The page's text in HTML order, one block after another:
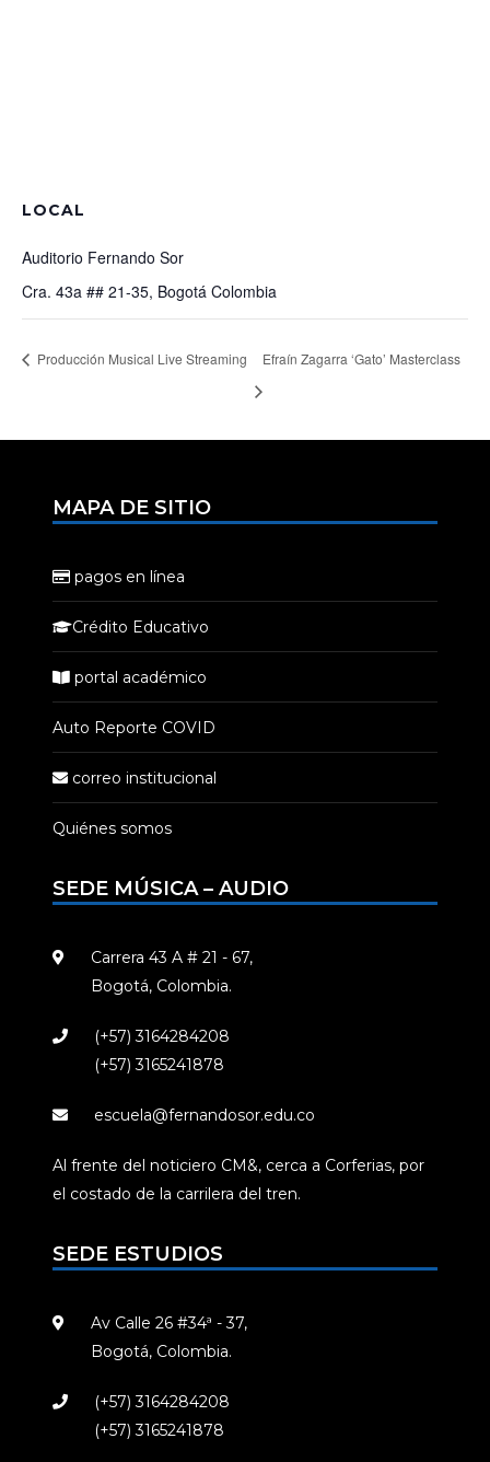
LOCAL
Auditorio Fernando Sor
Cra. 43a ## 21-35, Bogotá Colombia
Producción Musical Live Streaming Efraín Zagarra ‘Gato’ Masterclass
MAPA DE SITIO
pagos en línea
Crédito Educativo
portal académico
Auto Reporte COVID
correo institucional
Quiénes somos
SEDE MÚSICA – AUDIO
Carrera 43 A # 21 - 67,
Bogotá, Colombia.
(+57) 3164284208
(+57) 3165241878
escuela@fernandosor.edu.co
Al frente del noticiero CM&, cerca a Corferias, por
el costado de la carrilera del tren.
SEDE ESTUDIOS
Av Calle 26 #34ª - 37,
Bogotá, Colombia.
(+57) 3164284208
(+57) 3165241878